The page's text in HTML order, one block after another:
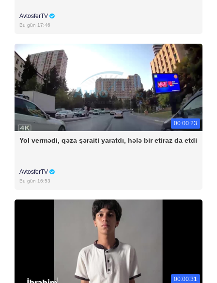
AvtosferTV
Bu gün 17:46
00:00:23
Yol vermədi, qəza şəraiti yaratdı, hələ bir etiraz da etdi
AvtosferTV
Bu gün 16:53
00:00:31